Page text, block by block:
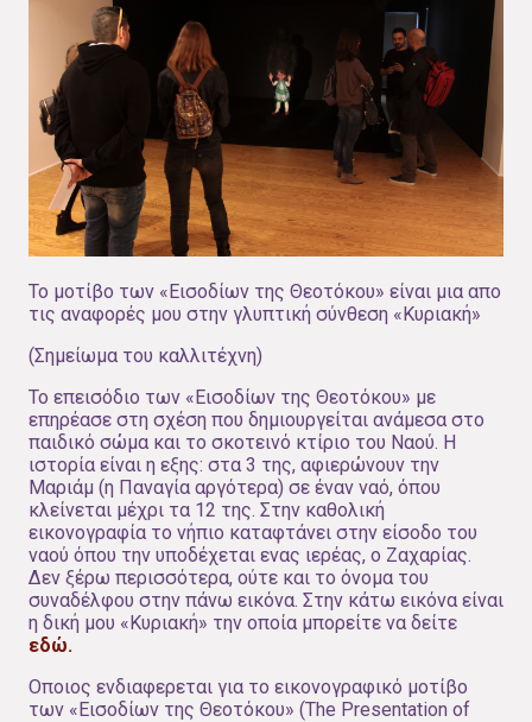
Το μοτίβο των «Εισοδίων της Θεοτόκου» είναι μια απο
τις αναφορές μου στην γλυπτική σύνθεση «Κυριακή»
(Σημείωμα του καλλιτέχνη)
Το επεισόδιο των «Εισοδίων της Θεοτόκου» με
επηρέασε στη σχέση που δημιουργείται ανάμεσα στο
παιδικό σώμα και το σκοτεινό κτίριο του Ναού. Η
ιστορία είναι η εξης: στα 3 της, αφιερώνουν την
Μαριάμ (η Παναγία αργότερα) σε έναν ναό, όπου
κλείνεται μέχρι τα 12 της. Στην καθολική
εικονογραφία το νήπιο καταφτάνει στην είσοδο του
ναού όπου την υποδέχεται ενας ιερέας, ο Ζαχαρίας.
Δεν ξέρω περισσότερα, ούτε και το όνομα του
συναδέλφου στην πάνω εικόνα. Στην κάτω εικόνα είναι
η δική μου «Κυριακή» την οποία μπορείτε να δείτε
εδώ.
Οποιος ενδιαφερεται για το εικονογραφικό μοτίβο
των «Εισοδίων της Θεοτόκου» (The Presentation of